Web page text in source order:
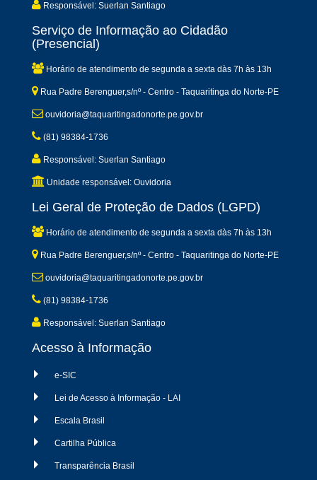
Responsável: Suerlan Santiago
Serviço de Informação ao Cidadão
(Presencial)
Horário de atendimento de segunda a sexta dàs 7h às 13h
Rua Padre Berenguer,s/nº - Centro - Taquaritinga do Norte-PE
ouvidoria@taquaritingadonorte.pe.gov.br
(81) 98384-1736
Responsável: Suerlan Santiago
Unidade responsável: Ouvidoria
Lei Geral de Proteção de Dados (LGPD)
Horário de atendimento de segunda a sexta dàs 7h às 13h
Rua Padre Berenguer,s/nº - Centro - Taquaritinga do Norte-PE
ouvidoria@taquaritingadonorte.pe.gov.br
(81) 98384-1736
Responsável: Suerlan Santiago
Acesso à Informação
e-SIC
Lei de Acesso à Informação - LAI
Escala Brasil
Cartilha Pública
Transparência Brasil